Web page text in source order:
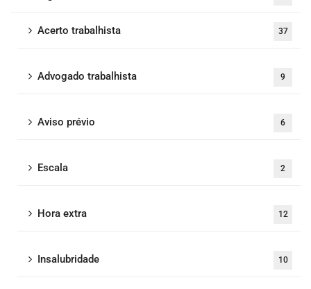
Acerto trabalhista 37
Advogado trabalhista 9
Aviso prévio 6
Escala 2
Hora extra 12
Insalubridade 10